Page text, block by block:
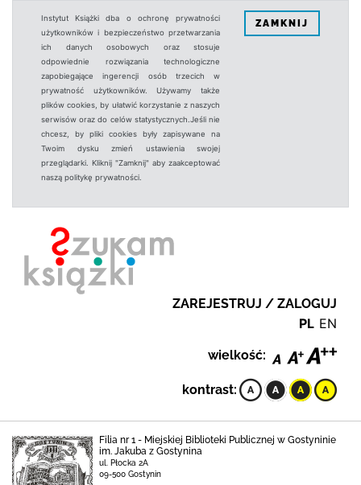
Instytut Książki dba o ochronę prywatności
użytkowników i bezpieczeństwo przetwarzania
ich danych osobowych oraz stosuje
odpowiednie rozwiązania technologiczne
zapobiegające ingerencji osób trzecich w
prywatność użytkowników. Używamy także
plików cookies, by ułatwić korzystanie z naszych
serwisów oraz do celów statystycznych.Jeśli nie
chcesz, by pliki cookies były zapisywane na
Twoim dysku zmień ustawienia swojej
przeglądarki. Kliknij "Zamknij" aby zaakceptować
naszą politykę prywatności.
ZAMKNIJ
ZAREJESTRUJ / ZALOGUJ
PL EN
wielkość:
kontrast:
Filia nr 1 - Miejskiej Biblioteki Publicznej w Gostyninie
im. Jakuba z Gostynina
ul. Płocka 2A
09-500 Gostynin